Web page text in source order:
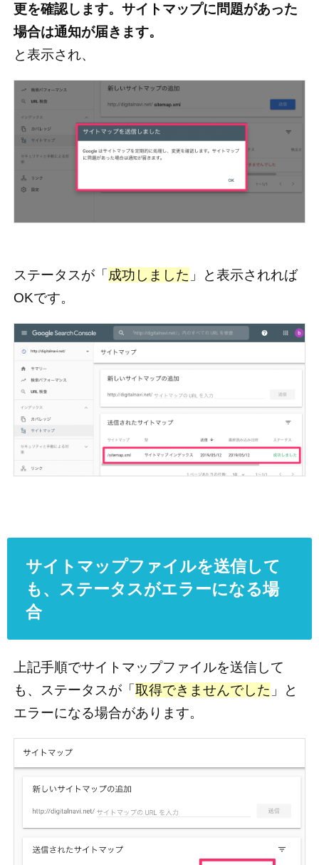
更を確認します。サイトマップに問題があった
場合は通知が届きます。
と表示され、
ステータスが「 成功しました 」と表示されれば
OKです。
サイトマップファイルを送信して
も、ステータスがエラーになる場
合
上記手順でサイトマップファイルを送信して
も、ステータスが「 取得できませんでした 」と
エラーになる場合があります。